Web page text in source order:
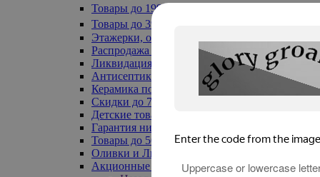
Товары до 199₽
Товары до 399₽
Этажерки, обувницы
Распродажа текстиля до -50%
Ликвидация до -70%
Антисептики
Керамика по 129 руб
Скидки до 70%
Детские товары
Гарантия низкой цены
Товары до 500 руб
Оливки и Лимоны
Акционные товары